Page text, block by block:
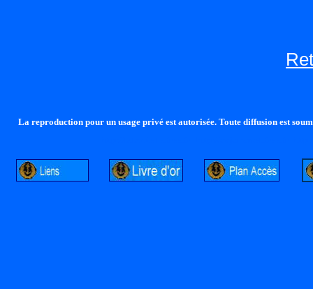
La reproduction pour un usage privé est autorisée. Toute diffusion est